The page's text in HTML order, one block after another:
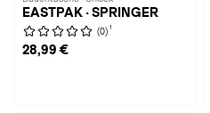
EASTPAK · SPRINGER
(0) 1
28,99 €